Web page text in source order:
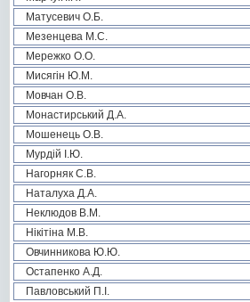
Матусевич О.Б.
Мезенцева М.С.
Мережко О.О.
Мисягін Ю.М.
Мовчан О.В.
Монастирський Д.А.
Мошенець О.В.
Мурдій І.Ю.
Нагорняк С.В.
Наталуха Д.А.
Неклюдов В.М.
Нікітіна М.В.
Овчинникова Ю.Ю.
Остапенко А.Д.
Павловський П.І.